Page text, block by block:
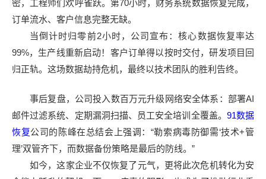
密，工程师们欢呼雀跃。第70小时，财务系统数据恢复完成，
订单流水、客户信息完整无缺。
当倒计时归零前2小时，公司宣布：核心数据恢复率达
99%，生产线重新启动！客户订单得以按时交付，研发项目回
归正轨。这场数据劫持危机，最终以技术团队的胜利告终。
事后复盘，公司投入数百万元升级网络安全体系：部署AI
邮件过滤系统、定期漏洞扫描、员工安全培训全覆盖。 91数据
恢复公司的陈峰在总结会上强调：“勒索病毒防御需‘技术+管
理’双管齐下，而数据备份策略是最后的防线。”
如今，这家企业不仅恢复了元气，更将此次危机转化为安